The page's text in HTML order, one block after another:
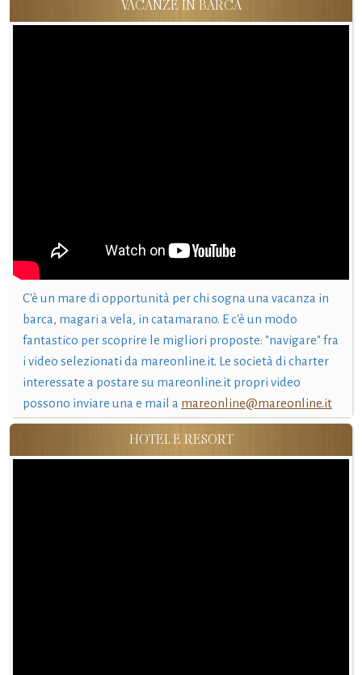
VACANZE IN BARCA
C'è un mare di opportunità per chi sogna una vacanza in
barca, magari a vela, in catamarano. E c'è un modo
fantastico per scoprire le migliori proposte: "navigare" fra
i video selezionati da mareonline.it. Le società di charter
interessate a postare su mareonline.it propri video
possono inviare una e mail a mareonline@mareonline.it
HOTEL E RESORT